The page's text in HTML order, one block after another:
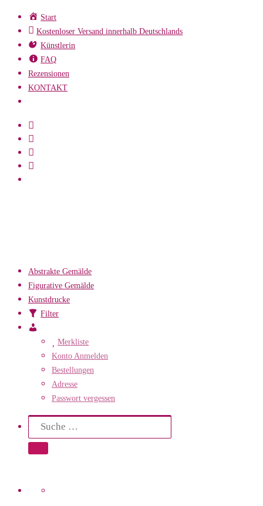
Zum
Inhalt
springen
Start
Kostenloser Versand innerhalb Deutschlands
Künstlerin
FAQ
Rezensionen
KONTAKT
Abstrakte Gemälde
Figurative Gemälde
Kunstdrucke
Filter
KontoMerkliste
Konto Anmelden
Bestellungen
Adresse
Passwort vergessen
Search
Suche
Suche …